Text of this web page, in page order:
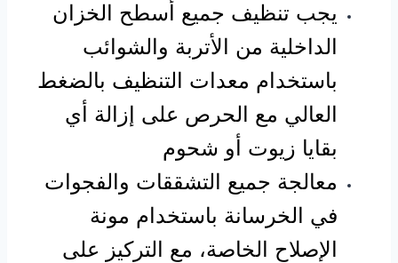
يجب تنظيف جميع أسطح الخزان
الداخلية من الأتربة والشوائب
باستخدام معدات التنظيف بالضغط
العالي مع الحرص على إزالة أي
بقايا زيوت أو شحوم
معالجة جميع التشققات والفجوات
في الخرسانة باستخدام مونة
الإصلاح الخاصة، مع التركيز على